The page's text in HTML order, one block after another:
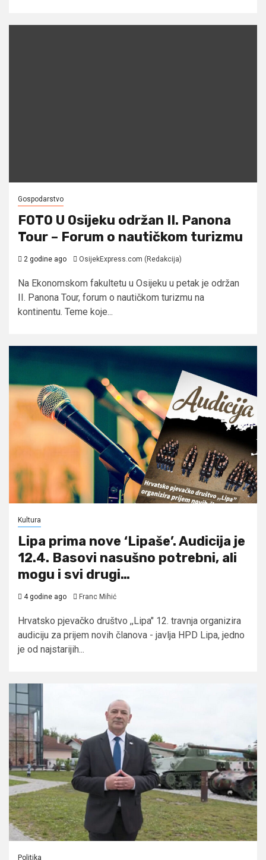
Gospodarstvo
FOTO U Osijeku održan II. Panona
Tour – Forum o nautičkom turizmu
2 godine ago OsijekExpress.com (Redakcija)
Na Ekonomskom fakultetu u Osijeku u petak je održan
II. Panona Tour, forum o nautičkom turizmu na
kontinentu. Teme koje...
Kultura
Lipa prima nove ‘Lipaše’. Audicija je
12.4. Basovi nasušno potrebni, ali
mogu i svi drugi…
4 godine ago Franc Mihić
Hrvatsko pjevačko društvo ,,Lipa" 12. travnja organizira
audiciju za prijem novih članova - javlja HPD Lipa, jedno
je od najstarijih...
Politika